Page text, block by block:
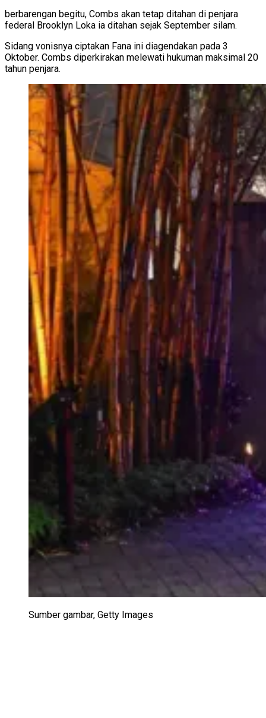
berbarengan begitu, Combs akan tetap ditahan di penjara
federal Brooklyn Loka ia ditahan sejak September silam.
Sidang vonisnya ciptakan Fana ini diagendakan pada 3
Oktober. Combs diperkirakan melewati hukuman maksimal 20
tahun penjara.
Sumber gambar, Getty Images